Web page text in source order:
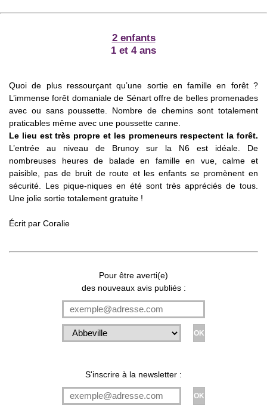
2 enfants
1 et 4 ans
Quoi de plus ressourçant qu’une sortie en famille en forêt ?
L’immense forêt domaniale de Sénart offre de belles promenades
avec ou sans poussette. Nombre de chemins sont totalement
praticables même avec une poussette canne.
Le lieu est très propre et les promeneurs respectent la forêt.
L’entrée au niveau de Brunoy sur la N6 est idéale. De
nombreuses heures de balade en famille en vue, calme et
paisible, pas de bruit de route et les enfants se promènent en
sécurité. Les pique-niques en été sont très appréciés de tous.
Une jolie sortie totalement gratuite !
Écrit par Coralie
Pour être averti(e)
des nouveaux avis publiés :
S'inscrire à la newsletter :